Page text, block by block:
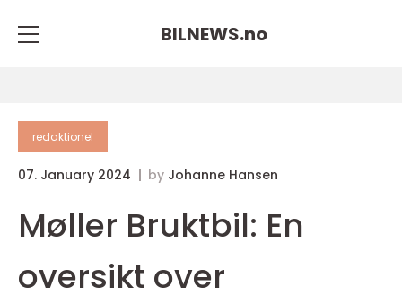
BILNEWS.no
redaktionel
07. January 2024 by Johanne Hansen
Møller Bruktbil: En
oversikt over